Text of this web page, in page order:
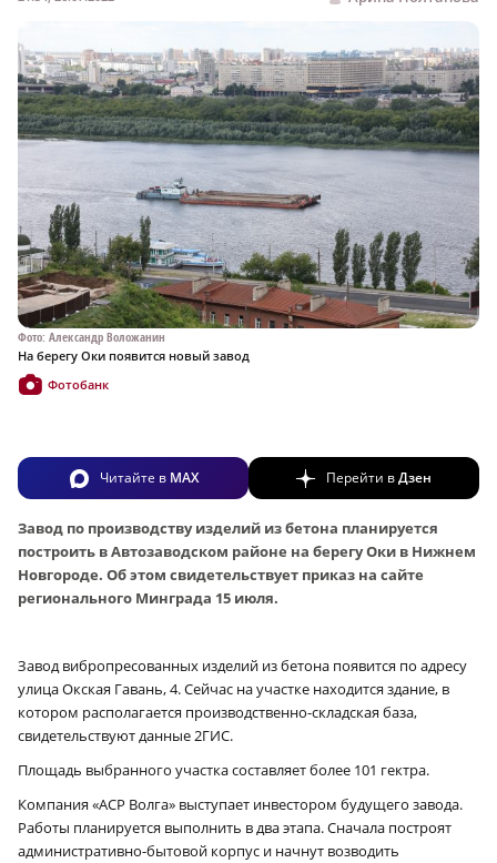
Фото: Александр Воложанин
На берегу Оки появится новый завод
Фотобанк
Читайте в MAX Перейти вДзен
Завод по производству изделий из бетона планируется
построить в Автозаводском районе на берегу Оки в Нижнем
Новгороде. Об этом свидетельствует приказ на сайте
регионального Минграда 15 июля.
Завод вибропресованных изделий из бетона появится по адресу
улица Окская Гавань, 4. Сейчас на участке находится здание, в
котором располагается производственно-складская база,
свидетельствуют данные 2ГИС.
Площадь выбранного участка составляет более 101 гектра.
Компания «АСР Волга» выступает инвестором будущего завода.
Работы планируется выполнить в два этапа. Сначала построят
административно-бытовой корпус и начнут возводить